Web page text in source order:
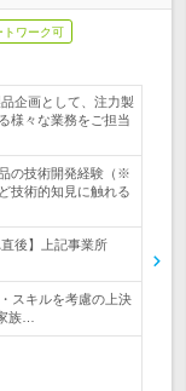
トワーク可
企画として、注力製
様々な業務をご担当
の技術開発経験（※
技術的知見に触れる
後】上記事業所
スキルを考慮の上決
族…